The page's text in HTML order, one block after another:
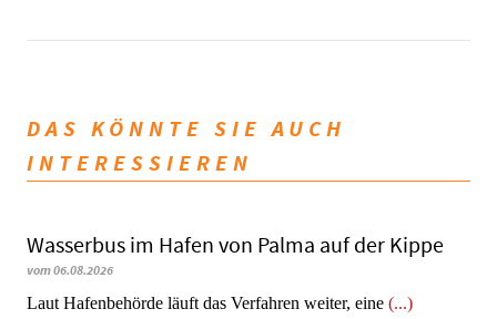
DAS KÖNNTE SIE AUCH
INTERESSIEREN
Wasserbus im Hafen von Palma auf der Kippe
vom 06.08.2026
Laut Hafenbehörde läuft das Verfahren weiter, eine (...)